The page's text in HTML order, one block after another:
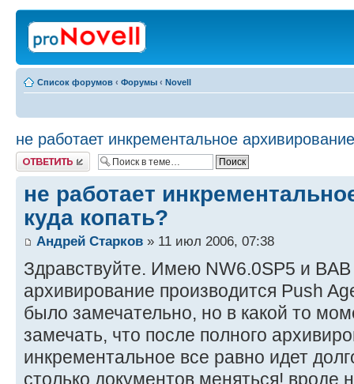
Список форумов ‹ Форумы ‹ Novell
не работает инкрементальное
Ответить
не работает
куда копать?
Андрей Старков » 11 июл 2006, 07:38
Здравствуйте. Имею NW6.0SP5 и
архивирование производится Push
было замечательно, но в какой то
замечать, что после полного
инкрементальное все равно идет
столько документов меняться! вроде